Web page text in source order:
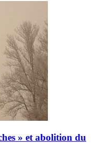
» et abolition du